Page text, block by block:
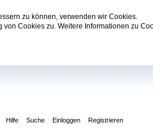
zu können, verwenden wir Cookies.
Cookies zu. Weitere Informationen zu
Hilfe Suche Einloggen Registrieren